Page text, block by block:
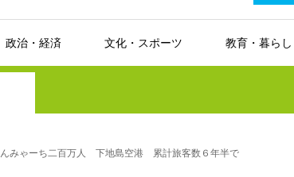
政治・経済 文化・スポーツ 教育・暮らし
んみゃーち二百万人 下地島空港 累計旅客数６年半で